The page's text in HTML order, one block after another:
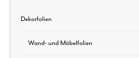
Dekorfolien
Wand- und Möbelfolien